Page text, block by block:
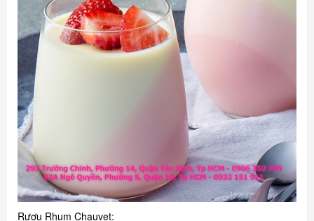
Rượu Rhum Chauvet: